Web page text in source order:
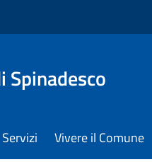
Spinadesco
Servizi Vivere il Comune